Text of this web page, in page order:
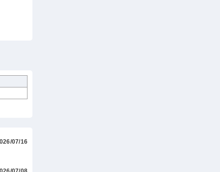
07/16